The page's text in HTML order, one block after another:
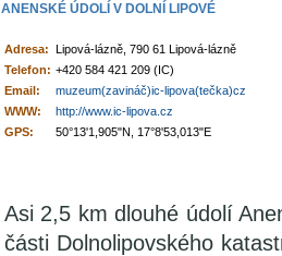
ANENSKÉ ÚDOLÍ V DOLNÍ LIPOVÉ
Adresa: Lipová-lázně, 790 61 Lipová-lázně
Telefon: +420 584 421 209 (IC)
Email:
muzeum(zavináč)ic-lipova(tečka)cz
WWW:
http://www.ic-lipova.cz
GPS:
50°13'1,905"N, 17°8'53,013"E
Asi 2,5 km dlouhé údolí
části Dolnolipovského